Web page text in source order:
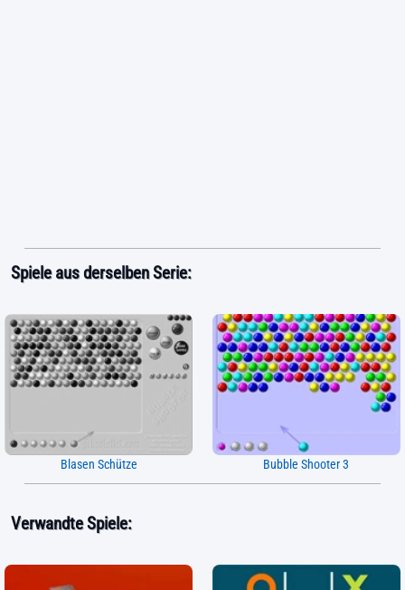
Spiele aus derselben Serie:
Blasen Schütze Bubble Shooter 3
Verwandte Spiele: